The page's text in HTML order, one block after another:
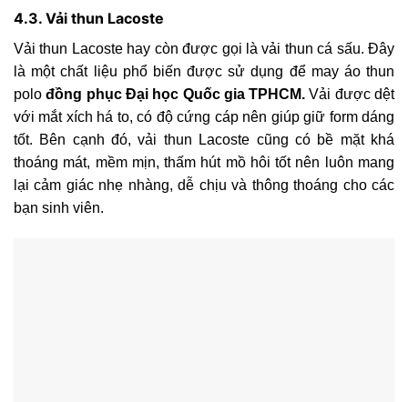
4.3. Vải thun Lacoste
Vải thun Lacoste hay còn được gọi là vải thun cá sấu. Đây
là một chất liệu phổ biến được sử dụng để may áo thun
polođồng phục Đại học Quốc gia TPHCM.Vải được dệt
với mắt xích há to, có độ cứng cáp nên giúp giữ form dáng
tốt. Bên cạnh đó, vải thun Lacoste cũng có bề mặt khá
thoáng mát, mềm mịn, thấm hút mồ hôi tốt nên luôn mang
lại cảm giác nhẹ nhàng, dễ chịu và thông thoáng cho các
bạn sinh viên.